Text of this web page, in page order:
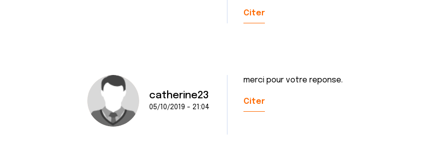
Citer
catherine23
05/10/2019 - 21:04
merci pour votre reponse.
Citer